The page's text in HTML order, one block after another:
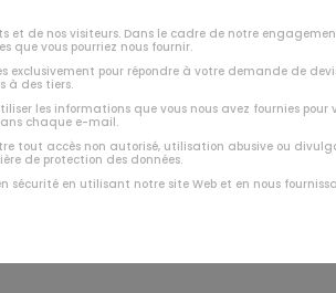
et de nos visiteurs. Dans le cadre de notre
que vous pourriez nous fournir.
exclusivement pour répondre à votre demande de
à des tiers.
les informations que vous nous avez fournies pour
chaque e-mail.
tout accès non autorisé, utilisation abusive ou
de protection des données.
en utilisant notre site Web et en nous